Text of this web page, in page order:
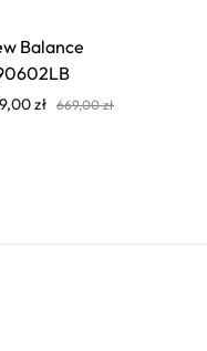
Balance
zł 669,00zł